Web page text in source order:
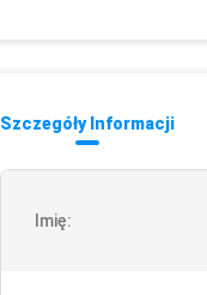
Szczegóły Informacji
Imię: